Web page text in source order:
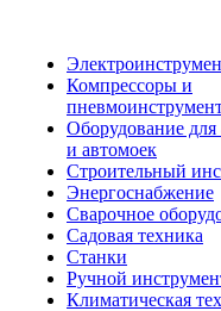
Компрессоры и
Оборудование для
и автомоек
Строительный
Энергоснабжение
Сварочное
Садовая техника
Станки
Ручной
Климатическая